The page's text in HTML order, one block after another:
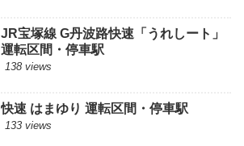
JR宝塚線 G丹波路快速「うれしート」
運転区間・停車駅
138 views
快速 はまゆり 運転区間・停車駅
133 views